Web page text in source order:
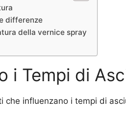
differenze
della vernice spray
i Tempi di
che influenzano i tempi di